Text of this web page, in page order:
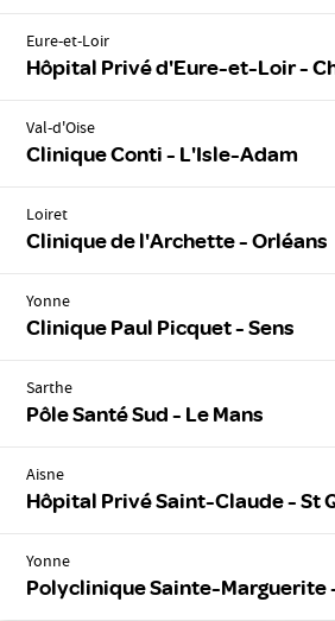
Eure-et-Loir
Hôpital Privé d'Eure-et-Loir -
Val-d'Oise
Clinique Conti - L'Isle-Adam
Loiret
Clinique de l'Archette - Orléans
Yonne
Clinique Paul Picquet - Sens
Sarthe
Pôle Santé Sud - Le Mans
Aisne
Hôpital Privé Saint-Claude - St
Yonne
Polyclinique Sainte-Marguerite